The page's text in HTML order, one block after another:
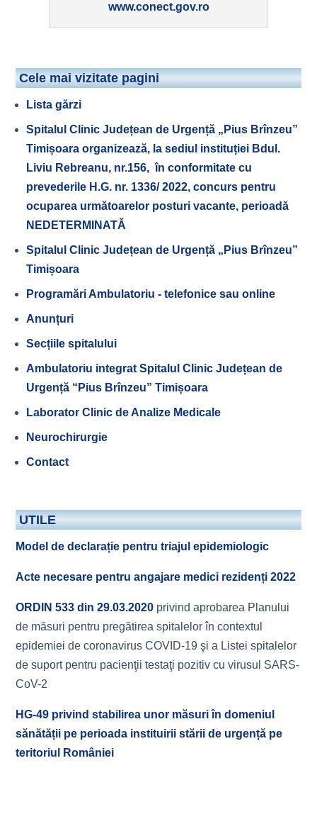
www.conect.gov.ro
Cele mai vizitate pagini
Lista gărzi
Spitalul Clinic Județean de Urgență „Pius Brînzeu”
Timișoara organizează, la sediul instituției Bdul.
Liviu Rebreanu, nr.156, în conformitate cu
prevederile H.G. nr. 1336/ 2022, concurs pentru
ocuparea următoarelor posturi vacante, perioadă
NEDETERMINATĂ
Spitalul Clinic Județean de Urgență „Pius Brînzeu”
Timișoara
Programări Ambulatoriu - telefonice sau online
Anunțuri
Secțiile spitalului
Ambulatoriu integrat Spitalul Clinic Județean de
Urgență “Pius Brînzeu” Timișoara
Laborator Clinic de Analize Medicale
Neurochirurgie
Contact
UTILE
Model de declarație pentru triajul epidemiologic
Acte necesare pentru angajare medici rezidenți 2022
ORDIN 533 din 29.03.2020 privind aprobarea Planului
de măsuri pentru pregătirea spitalelor în contextul
epidemiei de coronavirus COVID-19 şi a Listei spitalelor
de suport pentru pacienţii testaţi pozitiv cu virusul SARS-
CoV-2
HG-49 privind stabilirea unor măsuri în domeniul
sănătății pe perioada instituirii stării de urgență pe
teritoriul României